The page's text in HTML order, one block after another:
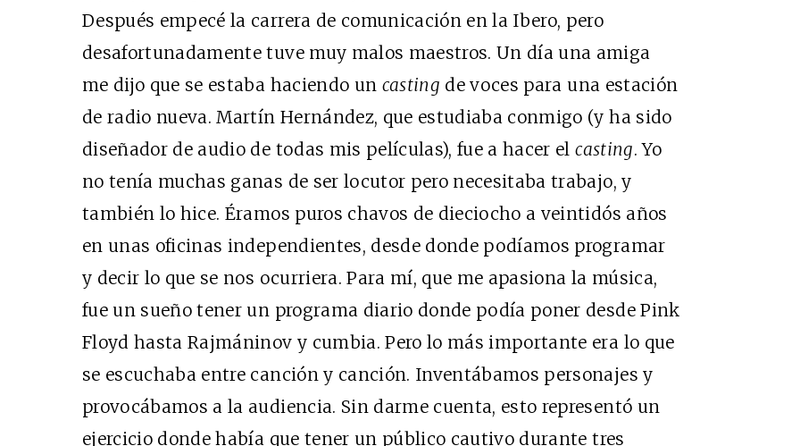
Después empecé la carrera de comunicación en la Ibero, pero
desafortunadamente tuve muy malos maestros. Un día una amiga
me dijo que se estaba haciendo un casting de voces para una estación
de radio nueva. Martín Hernández, que estudiaba conmigo (y ha sido
diseñador de audio de todas mis películas), fue a hacer elcasting. Yo
no tenía muchas ganas de ser locutor pero necesitaba trabajo, y
también lo hice. Éramos puros chavos de dieciocho a veintidós años
en unas oficinas independientes, desde donde podíamos programar
y decir lo que se nos ocurriera. Para mí, que me apasiona la música,
fue un sueño tener un programa diario donde podía poner desde Pink
Floyd hasta Rajmáninov y cumbia. Pero lo más importante era lo que
se escuchaba entre canción y canción. Inventábamos personajes y
provocábamos a la audiencia. Sin darme cuenta, esto representó un
ejercicio donde había que tener un público cautivo durante tres